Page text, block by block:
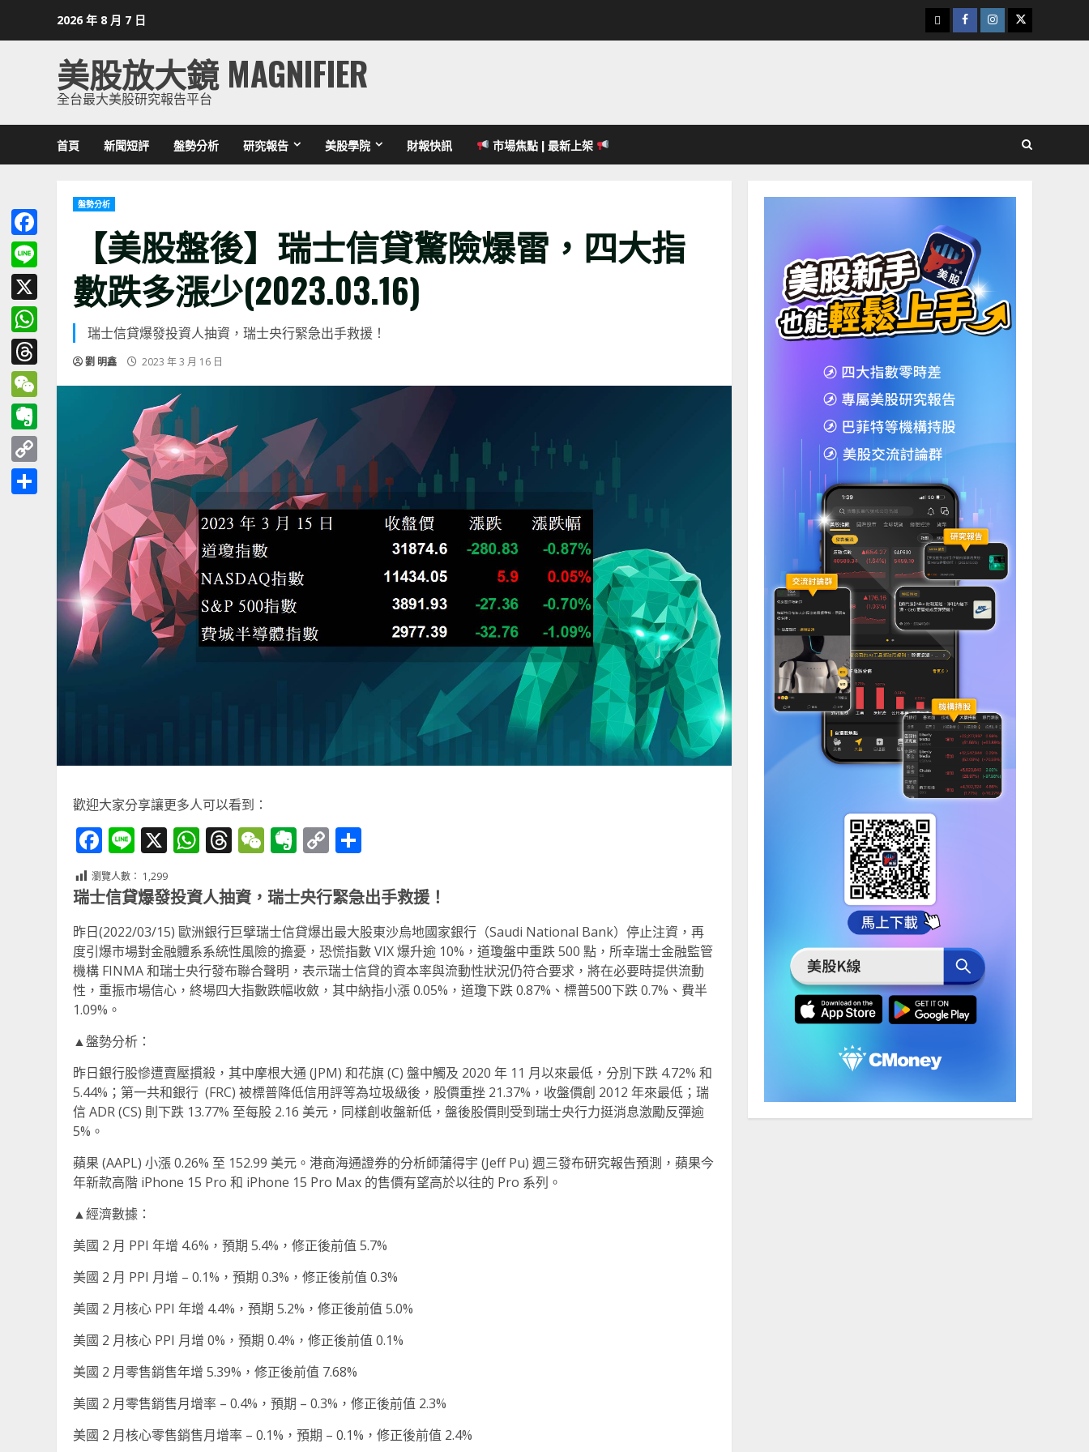
2026 年 8 月 7 日
下
載
Facebook
Instagram
Twitter
美股放大鏡 MAGNIFIER
全台最大美股研究報告平台
首頁 新聞短評 盤勢分析 研究報告 美股學院 財報快訊 市場焦點 | 最新上架
盤勢分析
【美股盤後】瑞士信貸驚險爆雷，四大指
數跌多漲少(2023.03.16)
瑞士信貸爆發投資人抽資，瑞士央行緊急出手救援！
劉 明鑫 2023 年 3 月 16 日
歡迎大家分享讓更多人可以看到：
Facebook
Line
X WhatsApp
Threads
WeChat
Evernote
Copy
瀏覽人數： 1,299
瑞士信貸爆發投資人抽資，瑞士央行緊急出手救援！
昨日(2022/03/15) 歐洲銀行巨擘瑞士信貸爆出最大股東沙烏地國家銀行（Saudi National Bank）停止注資，再
度引爆市場對金融體系系統性風險的擔憂，恐慌指數 VIX 爆升逾 10%，道瓊盤中重跌 500 點，所幸瑞士金融監管
機構 FINMA 和瑞士央行發布聯合聲明，表示瑞士信貸的資本率與流動性狀況仍符合要求，將在必要時提供流動
性，重振市場信心，終場四大指數跌幅收斂，其中納指小漲 0.05%，道瓊下跌 0.87%、標普500下跌 0.7%、費半
1.09%。
▲盤勢分析：
昨日銀行股慘遭賣壓摜殺，其中摩根大通 (JPM) 和花旗 (C) 盤中觸及 2020 年 11 月以來最低，分別下跌 4.72% 和
5.44%；第一共和銀行 (FRC) 被標普降低信用評等為垃圾級後，股價重挫 21.37%，收盤價創 2012 年來最低；瑞
信 ADR (CS) 則下跌 13.77% 至每股 2.16 美元，同樣創收盤新低，盤後股價則受到瑞士央行力挺消息激勵反彈逾
5%。
蘋果 (AAPL) 小漲 0.26% 至 152.99 美元。港商海通證券的分析師蒲得宇 (Jeff Pu) 週三發布研究報告預測，蘋果今
年新款高階 iPhone 15 Pro 和 iPhone 15 Pro Max 的售價有望高於以往的 Pro 系列。
▲經濟數據：
美國 2 月 PPI 年增 4.6%，預期 5.4%，修正後前值 5.7%
美國 2 月 PPI 月增 – 0.1%，預期 0.3%，修正後前值 0.3%
美國 2 月核心 PPI 年增 4.4%，預期 5.2%，修正後前值 5.0%
美國 2 月核心 PPI 月增 0%，預期 0.4%，修正後前值 0.1%
美國 2 月零售銷售年增 5.39%，修正後前值 7.68%
美國 2 月零售銷售月增率 – 0.4%，預期 – 0.3%，修正後前值 2.3%
美國 2 月核心零售銷售月增率 – 0.1%，預期 – 0.1%，修正後前值 2.4%
Facebook
Line
X
WhatsApp
Threads
WeChat
Evernote
Copy